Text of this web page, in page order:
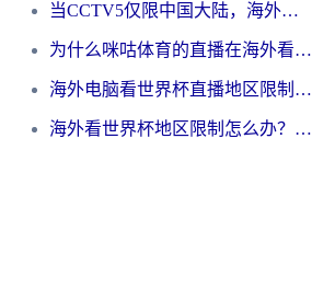
当CCTV5仅限中国大陆，海外球迷的世界杯狂欢如何继续？
为什么咪咕体育的直播在海外看不了？3步解决海外看世界杯+抖音地区限制难题
海外电脑看世界杯直播地区限制怎么办？你需要一个聪明的加速器
海外看世界杯地区限制怎么办？一篇搞定咪咕视频播放+国内资源无缝访问指南